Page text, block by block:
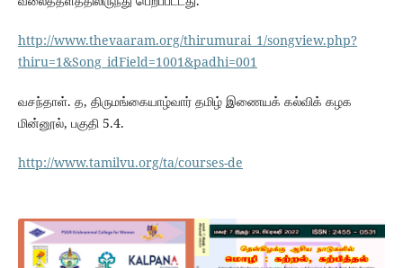
http://www.thevaaram.org/thirumurai_1/songview.php?
thiru=1&Song_idField=1001&padhi=001
வசந்தாள். த, திருமங்கையாழ்வார் தமிழ் இணையக் கல்விக் கழக
மின்னூல், பகுதி 5.4.
http://www.tamilvu.org/ta/courses-de